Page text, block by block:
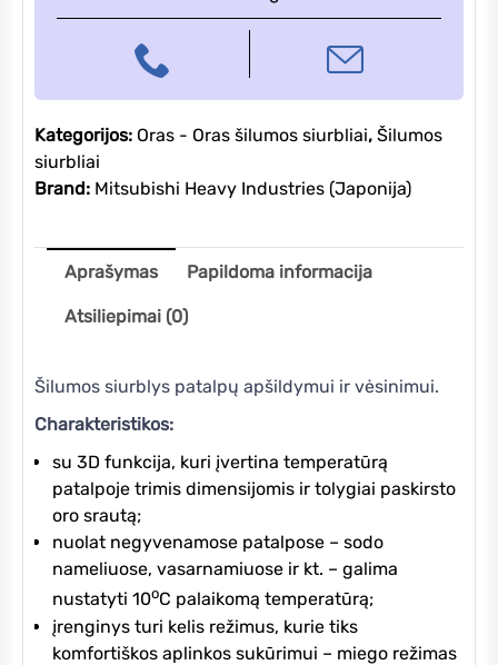
Kategorijos: Oras - Oras šilumos siurbliai, Šilumos
siurbliai
Brand: Mitsubishi Heavy Industries (Japonija)
Aprašymas Papildoma informacija
Atsiliepimai (0)
Šilumos siurblys patalpų apšildymui ir vėsinimui.
Charakteristikos:
su 3D funkcija, kuri įvertina temperatūrą
patalpoje trimis dimensijomis ir tolygiai paskirsto
oro srautą;
nuolat negyvenamose patalpose – sodo
nameliuose, vasarnamiuose ir kt. – galima
nustatyti 10oC palaikomą temperatūrą;
įrenginys turi kelis režimus, kurie tiks
komfortiškos aplinkos sukūrimui – miego režimas